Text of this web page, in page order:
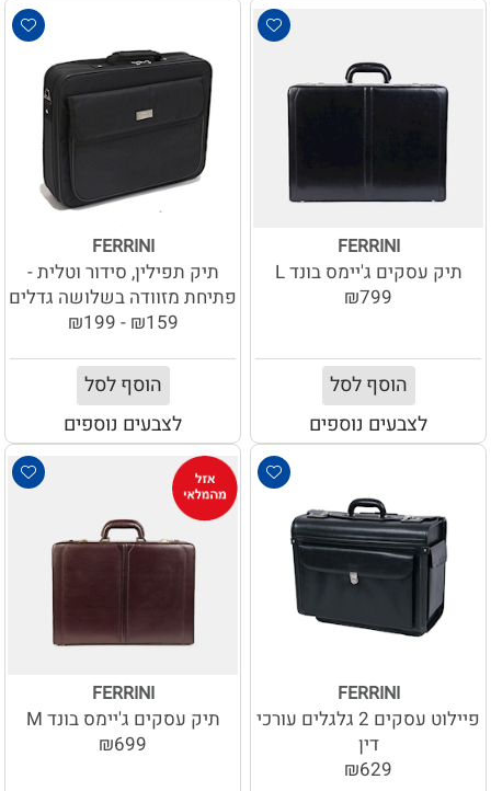
FERRINI
תיק עסקים ג'יימס בונד L
₪799
הוסף לסל
לצבעים נוספים
FERRINI
תיק תפילין, סידור וטלית -
פתיחת מזוודה בשלושה גדלים
₪159 - ₪199
הוסף לסל
לצבעים נוספים
FERRINI
פיילוט עסקים 2 גלגלים עורכי
דין
₪629
FERRINI
תיק עסקים ג'יימס בונד M
₪699